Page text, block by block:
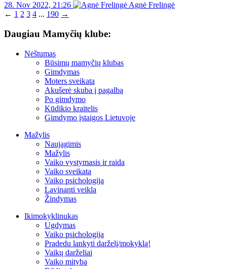
28. Nov 2022, 21:26
Agnė Frelingė
← 1 2 3 4 ... 190 →
Daugiau Mamyčių klube:
Nėštumas
Būsimų mamyčių klubas
Gimdymas
Moters sveikata
Akušerė skuba į pagalbą
Po gimdymo
Kūdikio kraitelis
Gimdymo įstaigos Lietuvoje
Mažylis
Naujagimis
Mažylis
Vaiko vystymasis ir raida
Vaiko sveikata
Vaiko psichologija
Lavinanti veikla
Žindymas
Ikimokyklinukas
Ugdymas
Vaiko psichologija
Pradedu lankyti darželį/mokyklą!
Vaikų darželiai
Vaiko mityba